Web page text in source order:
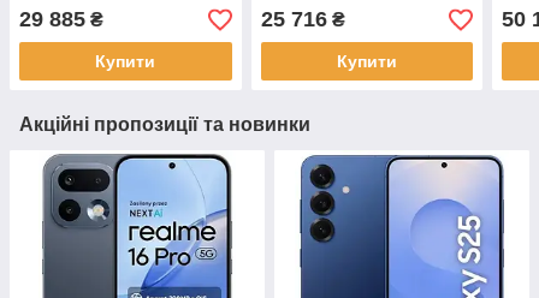
29 885 ₴
Купити
25 716₴
Купити
50
Акційні пропозиції та новинки